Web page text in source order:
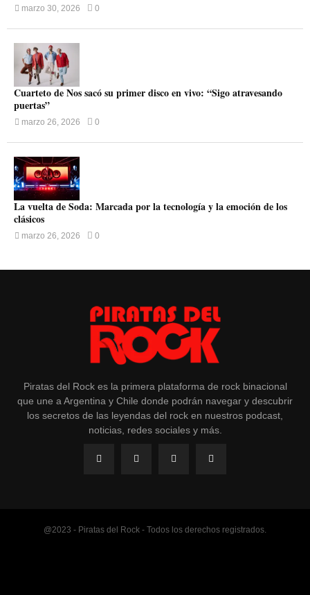
marzo 30, 2026 0
Cuarteto de Nos sacó su primer disco en vivo: “Sigo atravesando
puertas”
marzo 26, 2026 0
La vuelta de Soda: Marcada por la tecnología y la emoción de los
clásicos
marzo 26, 2026 0
Piratas del Rock es la primera plataforma de rock binacional
que une a Argentina y Chile donde podrán navegar y descubrir
los secretos de las leyendas del rock en nuestros podcast,
noticias, redes sociales y más.
@2023 - Piratas del Rock - Todos los derechos registrados.